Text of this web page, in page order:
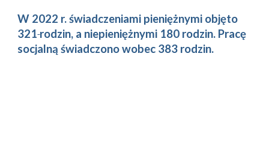
W 2022 r. świadczeniami pieniężnymi objęto
321rodzin, a niepieniężnymi 180 rodzin. Pracę
socjalną świadczono wobec 383 rodzin.